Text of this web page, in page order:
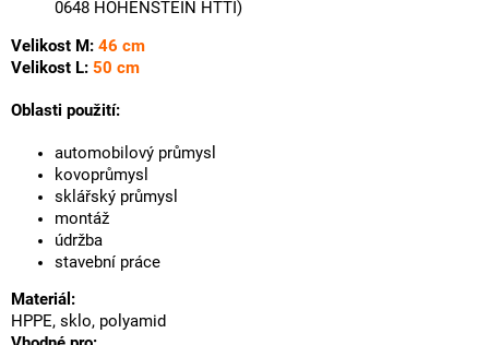
0648 HOHENSTEIN HTTI)
Velikost M: 46 cm
Velikost L: 50 cm
Oblasti použití:
automobilový průmysl
kovoprůmysl
sklářský průmysl
montáž
údržba
stavební práce
Materiál:
HPPE, sklo, polyamid